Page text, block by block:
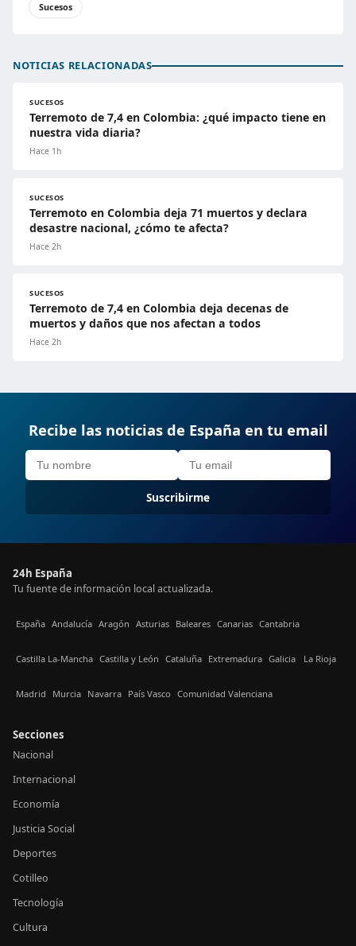
Sucesos
NOTICIAS RELACIONADAS
SUCESOS
Terremoto de 7,4 en Colombia: ¿qué impacto tiene en
nuestra vida diaria?
Hace 1h
SUCESOS
Terremoto en Colombia deja 71 muertos y declara
desastre nacional, ¿cómo te afecta?
Hace 2h
SUCESOS
Terremoto de 7,4 en Colombia deja decenas de
muertos y daños que nos afectan a todos
Hace 2h
Recibe las noticias de España en tu email
Suscribirme
24h España
Tu fuente de información local actualizada.
España Andalucía Aragón Asturias Baleares Canarias Cantabria
Castilla La-Mancha Castilla y León Cataluña Extremadura Galicia La Rioja
Madrid Murcia Navarra País Vasco Comunidad Valenciana
Secciones
Nacional
Internacional
Economía
Justicia Social
Deportes
Cotilleo
Tecnología
Cultura